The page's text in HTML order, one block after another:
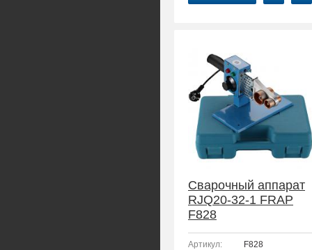
Сварочный аппарат
RJQ20-32-1 FRAP
F828
Артикул:
F828